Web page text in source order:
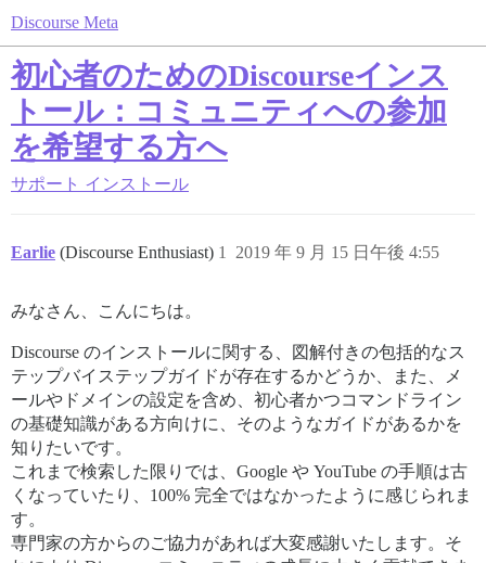
Discourse Meta
初心者のためのDiscourseインス
トール：コミュニティへの参加
を希望する方へ
サポート インストール
Earlie (Discourse Enthusiast) 2019 年 9 月 15 日午後 4:55
1
みなさん、こんにちは。
Discourse のインストールに関する、図解付きの包括的なス
テップバイステップガイドが存在するかどうか、また、メ
ールやドメインの設定を含め、初心者かつコマンドライン
の基礎知識がある方向けに、そのようなガイドがあるかを
知りたいです。
これまで検索した限りでは、Google や YouTube の手順は古
くなっていたり、100% 完全ではなかったように感じられま
す。
専門家の方からのご協力があれば大変感謝いたします。そ